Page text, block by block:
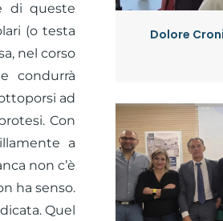
di queste
(o testa
nel corso
condurrà
ad
Con
a
non c’è
ha senso.
Quel
Dolore